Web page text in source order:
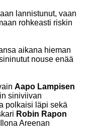
lannistunut, vaan
rohkeasti riskin
aikana hieman
nouse enää
Aapo Lampisen
siniviivan
polkaisi läpi sekä
Robin Rapon
Areenan